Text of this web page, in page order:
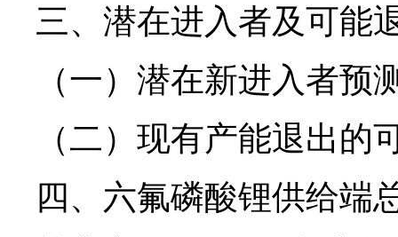
三、潜在进入者及可能
（一）潜在新进入者预
（二）现有产能退出的
四、六氟磷酸锂供给端